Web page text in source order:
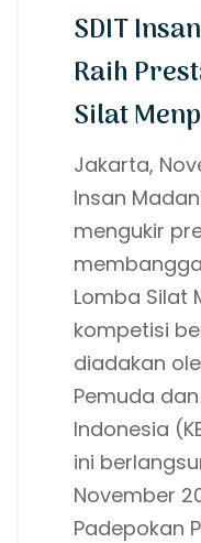
SDIT
Raih
Silat
Jakarta,
Insan
mengukir
Lomba Silat
kompetisi
diadakan
Pemuda
Indonesia
ini
November
Padepokan